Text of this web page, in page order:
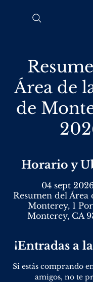
Área de
de
Horario y
04 sept
Resumen del Área
Monterey, 1
Monterey, CA
¡Entradas a
Si estás comprando
amigos, no te